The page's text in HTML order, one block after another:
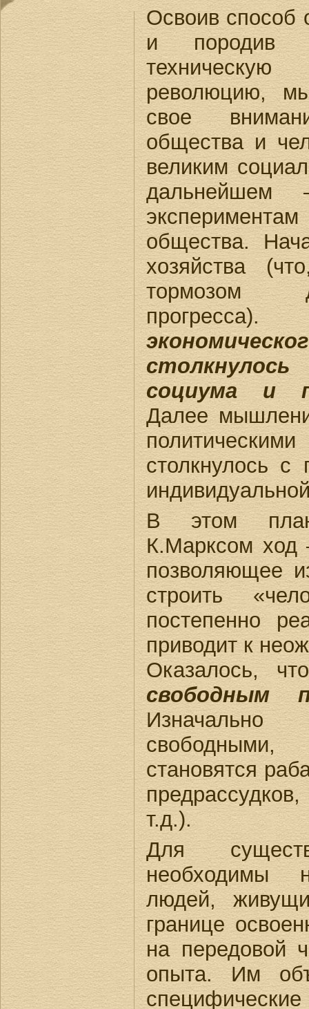
Освоив способ
и породив
техническую
революцию,
свое
общества и
великим
дальнейшем
общества.
хозяйства
тормозом
социума и
Далее
столкнулось с
В этом
К.Марксом ход
позволяющее
строить
постепенно
приводит к
Оказалось,
свободным
становятся
т.д.).
Для
необходимы
людей,
границе
на передовой
опыта. Им